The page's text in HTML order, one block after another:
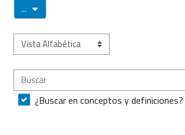
... Exportar entradas
Navegue por el glosario usando este índice.
Buscar
¿Buscar en conceptos y definiciones?